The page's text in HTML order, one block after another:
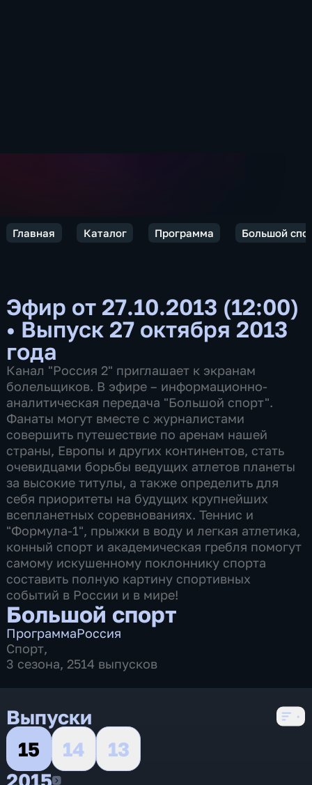
Главная Каталог Программа Большой
Эфир от 27.10.2013 (12:00)
• Выпуск 27 октября 2013
года
Канал "Россия 2" приглашает к экранам
болельщиков. В эфире – информационно-
аналитическая передача "Большой спорт".
Фанаты могут вместе с журналистами
совершить путешествие по аренам нашей
страны, Европы и других континентов, стать
очевидцами борьбы ведущих атлетов планеты
за высокие титулы, а также определить для
себя приоритеты на будущих крупнейших
всепланетных соревнованиях. Теннис и
"Формула-1", прыжки в воду и легкая атлетика,
конный спорт и академическая гребля помогут
самому искушенному поклоннику спорта
составить полную картину спортивных
событий в России и в мире!
Большой спорт
ПрограммаРоссия
Спорт,
3 сезона, 2514 выпусков
Выпуски
15
14
13
2015